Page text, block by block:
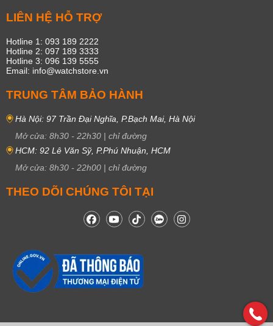
LIÊN HỆ HỖ TRỢ
Hotline 1: 093 189 2222
Hotline 2: 097 189 3333
Hotline 3: 096 139 5555
Email: info@watchstore.vn
TRUNG TÂM BẢO HÀNH
Hà Nội: 97 Trần Đại Nghĩa, P.Bạch Mai, Hà Nội
Mở cửa: 8h30 - 22h30 | chỉ đường
HCM: 92 Lê Văn Sỹ, P.Phú Nhuận, HCM
Mở cửa: 8h30 - 22h00 | chỉ đường
THEO DÕI CHÚNG TÔI TẠI